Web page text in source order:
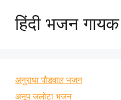
हिंदी भजन गायक
अनुराधा पौडवाल भजन
अनूप जलोटा भजन